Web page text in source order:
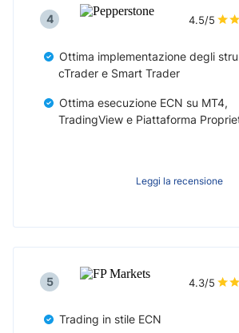
Leggi la recensione
4 4.5/5
Ottima implementazione degli
cTrader e Smart Trader
Ottima esecuzione ECN su MT4,
TradingView e Piattaforma
5 4.3/5
Trading in stile ECN